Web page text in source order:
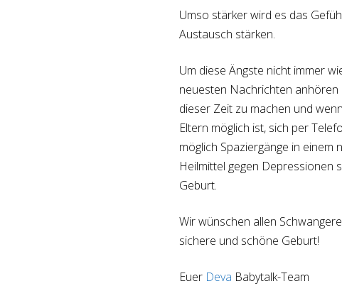
Umso stärker wird es das
Austausch stärken.
Um diese Ängste nicht immer
neuesten Nachrichten anhören
dieser Zeit zu machen und
Eltern möglich ist, sich per
möglich Spaziergänge in einem
Heilmittel gegen Depressionen
Geburt.
Wir wünschen allen
sichere und schöne Geburt!
Euer Deva Babytalk-Team